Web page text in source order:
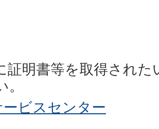
証明書等を取得され
ビスセンター